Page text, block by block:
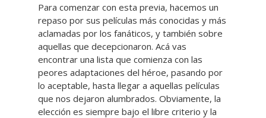
Para comenzar con esta previa, hacemos un
repaso por sus películas más conocidas y más
aclamadas por los fanáticos, y también sobre
aquellas que decepcionaron. Acá vas
encontrar una lista que comienza con las
peores adaptaciones del héroe, pasando por
lo aceptable, hasta llegar a aquellas películas
que nos dejaron alumbrados. Obviamente, la
elección es siempre bajo el libre criterio y la